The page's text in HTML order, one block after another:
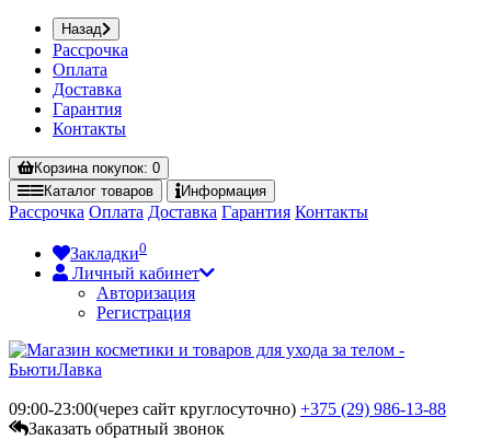
Назад
Рассрочка
Оплата
Доставка
Гарантия
Контакты
Корзинапокупок: 0
Каталог товаров Информация
Рассрочка Оплата Доставка Гарантия Контакты
Закладки0
Личный кабинет
Авторизация
Регистрация
09:00-23:00(через сайт круглосуточно) +375 (29) 986-13-88
Заказать обратный звонок